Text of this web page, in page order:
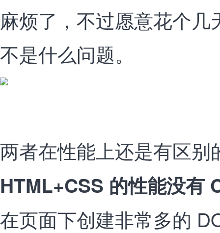
麻烦了，不过愿意花个
不是什么问题。
两者在性能上还是有区别
HTML+CSS 的性能没有
在页面下创建非常多的